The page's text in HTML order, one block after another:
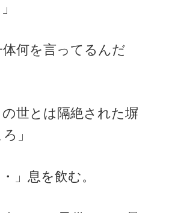
何を言ってるんだ
世とは隔絶された塀
」
」息を飲む。